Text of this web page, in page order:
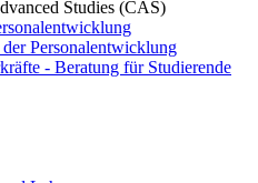
Studies (CAS)
Personalentwicklung
- Beratung für Studierende